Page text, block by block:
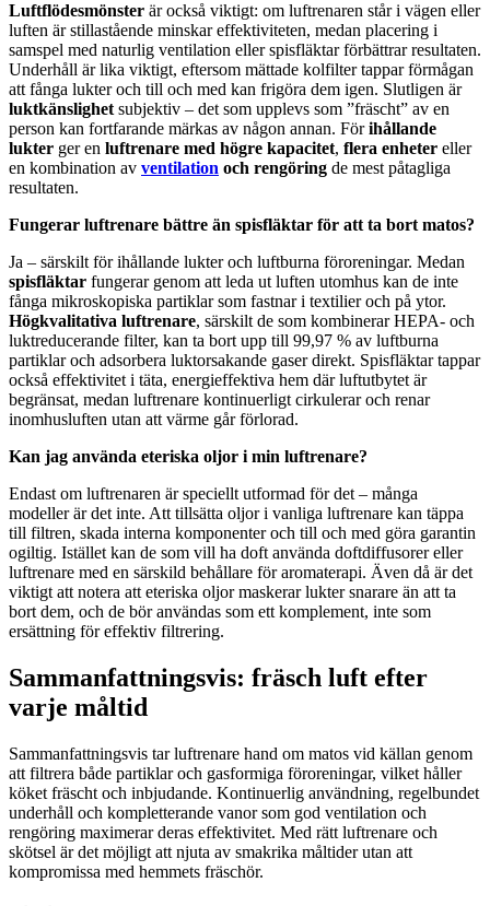
Luftflödesmönster är också viktigt: om luftrenaren står i vägen eller
luften är stillastående minskar effektiviteten, medan placering i
samspel med naturlig ventilation eller spisfläktar förbättrar resultaten.
Underhåll är lika viktigt, eftersom mättade kolfilter tappar förmågan
att fånga lukter och till och med kan frigöra dem igen. Slutligen är
luktkänslighet subjektiv – det som upplevs som ”fräscht” av en
person kan fortfarande märkas av någon annan. Förihållande
lukter ger en luftrenare med högre kapacitet, flera enheter eller
en kombination av ventilation och rengöring de mest påtagliga
resultaten.
Fungerar luftrenare bättre än spisfläktar för att ta bort matos?
Ja – särskilt för ihållande lukter och luftburna föroreningar. Medan
spisfläktar fungerar genom att leda ut luften utomhus kan de inte
fånga mikroskopiska partiklar som fastnar i textilier och på ytor.
Högkvalitativa luftrenare, särskilt de som kombinerar HEPA- och
luktreducerande filter, kan ta bort upp till 99,97 % av luftburna
partiklar och adsorbera luktorsakande gaser direkt. Spisfläktar tappar
också effektivitet i täta, energieffektiva hem där luftutbytet är
begränsat, medan luftrenare kontinuerligt cirkulerar och renar
inomhusluften utan att värme går förlorad.
Kan jag använda eteriska oljor i min luftrenare?
Endast om luftrenaren är speciellt utformad för det – många
modeller är det inte. Att tillsätta oljor i vanliga luftrenare kan täppa
till filtren, skada interna komponenter och till och med göra garantin
ogiltig. Istället kan de som vill ha doft använda doftdiffusorer eller
luftrenare med en särskild behållare för aromaterapi. Även då är det
viktigt att notera att eteriska oljor maskerar lukter snarare än att ta
bort dem, och de bör användas som ett komplement, inte som
ersättning för effektiv filtrering.
Sammanfattningsvis: fräsch luft efter
varje måltid
Sammanfattningsvis tar luftrenare hand om matos vid källan genom
att filtrera både partiklar och gasformiga föroreningar, vilket håller
köket fräscht och inbjudande. Kontinuerlig användning, regelbundet
underhåll och kompletterande vanor som god ventilation och
rengöring maximerar deras effektivitet. Med rätt luftrenare och
skötsel är det möjligt att njuta av smakrika måltider utan att
kompromissa med hemmets fräschör.